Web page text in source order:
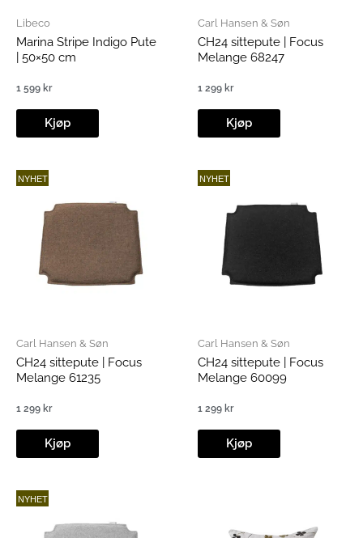
Libeco
Marina Stripe Indigo Pute
| 50×50 cm
1 599 kr
Kjøp
Carl Hansen & Søn
CH24 sittepute | Focus
Melange 68247
1 299 kr
Kjøp
NYHET
Carl Hansen & Søn
CH24 sittepute | Focus
Melange 61235
1 299 kr
Kjøp
NYHET
Carl Hansen & Søn
CH24 sittepute | Focus
Melange 60099
1 299 kr
Kjøp
NYHET